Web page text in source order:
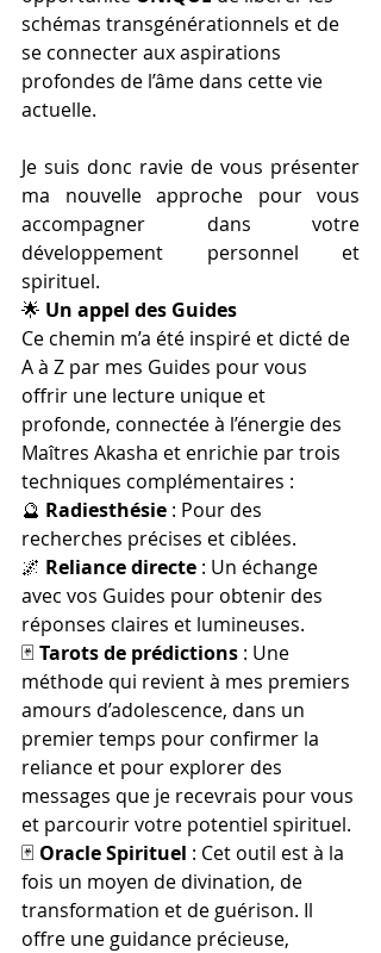
schémas transgénérationnels et de
se connecter aux aspirations
profondes de l’âme dans cette vie
actuelle.
Je suis donc ravie de vous présenter
ma nouvelle approche pour vous
accompagner dans votre
développement personnel et
spirituel.
🌟 Un appel des Guides
Ce chemin m’a été inspiré et dicté de
A à Z par mes Guides pour vous
offrir une lecture unique et
profonde, connectée à l’énergie des
Maîtres Akasha et enrichie par trois
techniques complémentaires :
🔮 Radiesthésie : Pour des
recherches précises et ciblées.
🌌 Reliance directe : Un échange
avec vos Guides pour obtenir des
réponses claires et lumineuses.
🃏 Tarots de prédictions : Une
méthode qui revient à mes premiers
amours d’adolescence, dans un
premier temps pour confirmer la
reliance et pour explorer des
messages que je recevrais pour vous
et parcourir votre potentiel spirituel.
🃏 Oracle Spirituel : Cet outil est à la
fois un moyen de divination, de
transformation et de guérison. Il
offre une guidance précieuse,